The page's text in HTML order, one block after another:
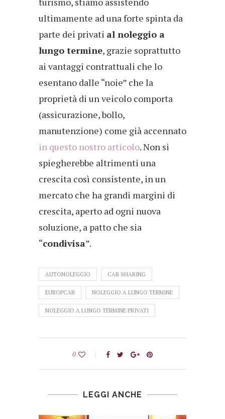
ultimamente ad una forte spinta da
parte dei privati al noleggio a
lungo termine, grazie soprattutto
ai vantaggi contrattuali che lo
esentano dalle “noie” che la
proprietà di un veicolo comporta
(assicurazione, bollo,
manutenzione) come già accennato
in questo nostro articolo. Non si
spiegherebbe altrimenti una
crescita così consistente, in un
mercato che ha grandi margini di
crescita, aperto ad ogni nuova
soluzione, a patto che sia
“condivisa”.
AUTONOLEGGIO CAR SHARING
EUROPCAR NOLEGGIO A LUNGO TERMINE
NOLEGGIO A LUNGO TERMINE PRIVATI
0
LEGGI ANCHE